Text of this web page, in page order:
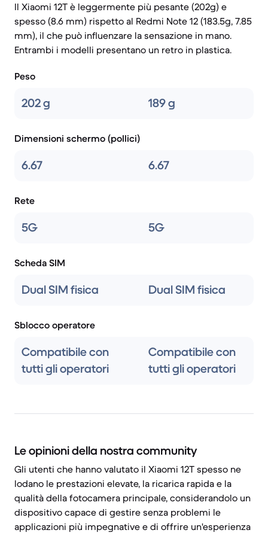
Il Xiaomi 12T è leggermente più pesante (202g) e
spesso (8.6 mm) rispetto al Redmi Note 12 (183.5g, 7.85
mm), il che può influenzare la sensazione in mano.
Entrambi i modelli presentano un retro in plastica.
Peso
202 g 189 g
Dimensioni schermo (pollici)
6.67 6.67
Rete
5G 5G
Scheda SIM
Dual SIM fisica Dual SIM fisica
Sblocco operatore
Compatibile con
tutti gli operatori
Compatibile con
tutti gli operatori
Le opinioni della nostra community
Gli utenti che hanno valutato il Xiaomi 12T spesso ne
lodano le prestazioni elevate, la ricarica rapida e la
qualità della fotocamera principale, considerandolo un
dispositivo capace di gestire senza problemi le
applicazioni più impegnative e di offrire un'esperienza